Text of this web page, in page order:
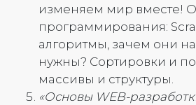
изменяем мир вместе!
программирования:
алгоритмы, зачем они
нужны? Сортировки и
массивы и структуры.
«Основы WEB-